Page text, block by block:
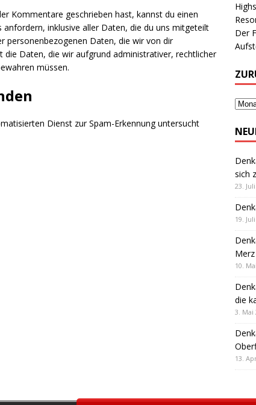
Kommentare geschrieben hast, kannst du einen
inklusive aller Daten, die du uns mitgeteilt
personenbezogenen Daten, die wir von dir
Daten, die wir aufgrund administrativer, rechtlicher
müssen.
Dienst zur Spam-Erkennung untersucht
Der
sich
23.
19.
10.
die
3. Mai
13.